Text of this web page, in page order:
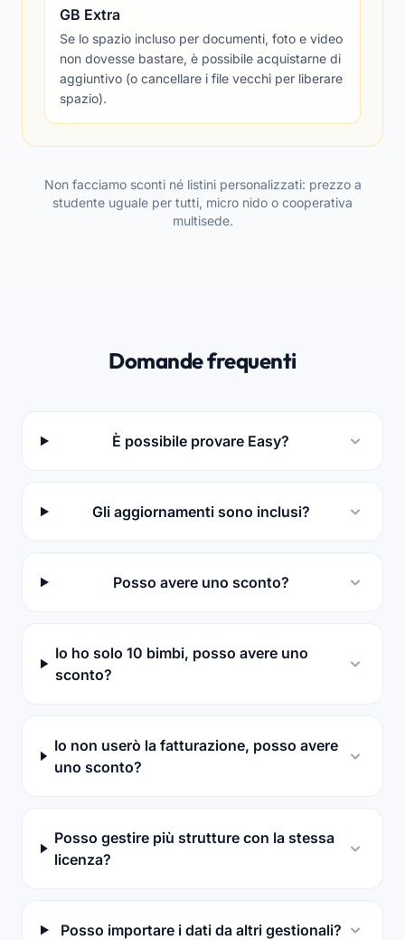
GB Extra
Se lo spazio incluso per documenti, foto e video
non dovesse bastare, è possibile acquistarne di
aggiuntivo (o cancellare i file vecchi per liberare
spazio).
Non facciamo sconti né listini personalizzati: prezzo a
studente uguale per tutti, micro nido o cooperativa
multisede.
Domande frequenti
È possibile provare Easy?
Gli aggiornamenti sono inclusi?
Posso avere uno sconto?
Io ho solo 10 bimbi, posso avere uno
sconto?
Io non userò la fatturazione, posso avere
uno sconto?
Posso gestire più strutture con la stessa
licenza?
Posso importare i dati da altri gestionali?